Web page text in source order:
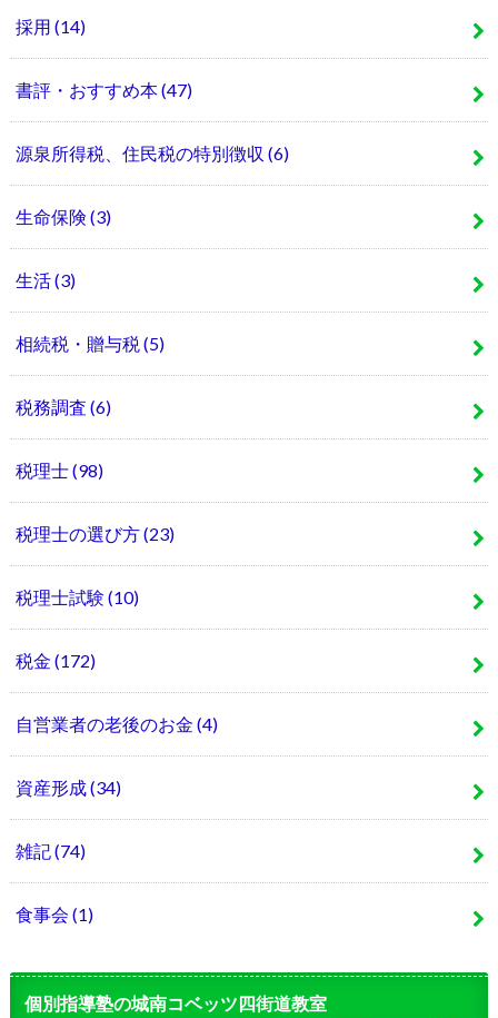
採用 (14)
書評・おすすめ本(47)
源泉所得税、住民税の特別徴収 (6)
生命保険 (3)
生活(3)
相続税・贈与税 (5)
税務調査 (6)
税理士(98)
税理士の選び方(23)
税理士試験 (10)
税金 (172)
自営業者の老後のお金 (4)
資産形成(34)
雑記 (74)
食事会 (1)
個別指導塾の城南コベッツ四街道教室